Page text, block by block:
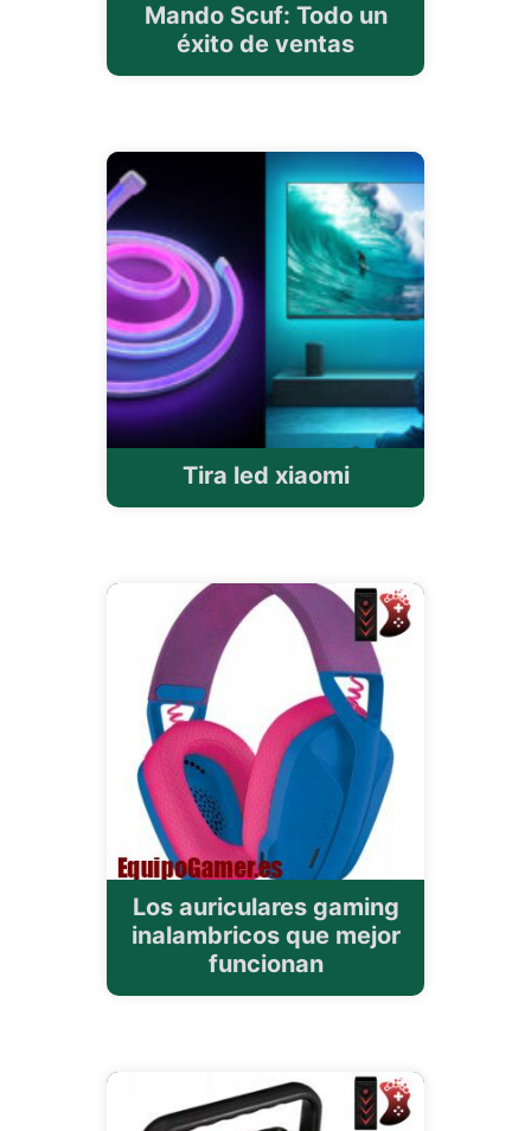
Mando Scuf: Todo un
éxito de ventas
Tira led xiaomi
Los auriculares gaming
inalambricos que mejor
funcionan